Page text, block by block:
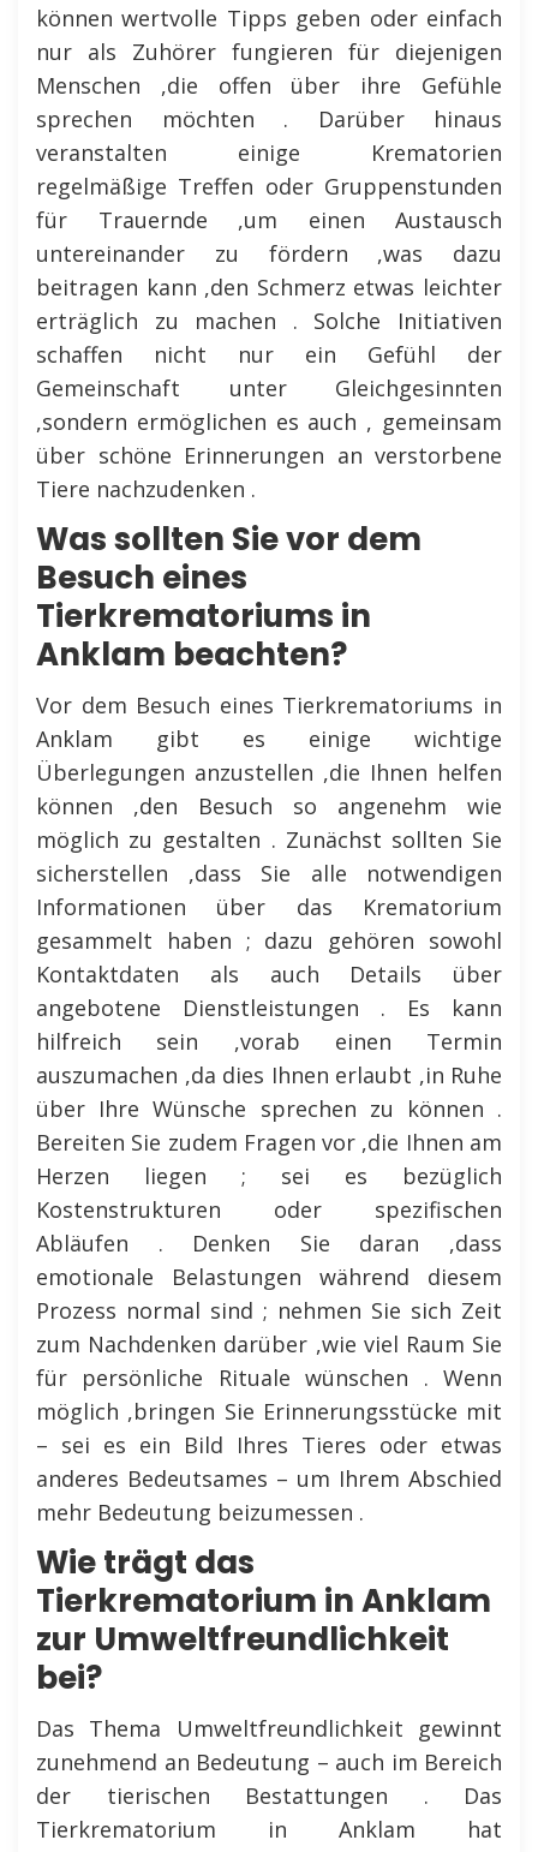
können wertvolle Tipps geben oder einfach
nur als Zuhörer fungieren für diejenigen
Menschen ,die offen über ihre Gefühle
sprechen möchten . Darüber hinaus
veranstalten einige Krematorien
regelmäßige Treffen oder Gruppenstunden
für Trauernde ,um einen Austausch
untereinander zu fördern ,was dazu
beitragen kann ,den Schmerz etwas leichter
erträglich zu machen . Solche Initiativen
schaffen nicht nur ein Gefühl der
Gemeinschaft unter Gleichgesinnten
,sondern ermöglichen es auch , gemeinsam
über schöne Erinnerungen an verstorbene
Tiere nachzudenken .
Was sollten Sie vor dem
Besuch eines
Tierkrematoriums in
Anklam beachten?
Vor dem Besuch eines Tierkrematoriums in
Anklam gibt es einige wichtige
Überlegungen anzustellen ,die Ihnen helfen
können ,den Besuch so angenehm wie
möglich zu gestalten . Zunächst sollten Sie
sicherstellen ,dass Sie alle notwendigen
Informationen über das Krematorium
gesammelt haben ; dazu gehören sowohl
Kontaktdaten als auch Details über
angebotene Dienstleistungen . Es kann
hilfreich sein ,vorab einen Termin
auszumachen ,da dies Ihnen erlaubt ,in Ruhe
über Ihre Wünsche sprechen zu können .
Bereiten Sie zudem Fragen vor ,die Ihnen am
Herzen liegen ; sei es bezüglich
Kostenstrukturen oder spezifischen
Abläufen . Denken Sie daran ,dass
emotionale Belastungen während diesem
Prozess normal sind ; nehmen Sie sich Zeit
zum Nachdenken darüber ,wie viel Raum Sie
für persönliche Rituale wünschen . Wenn
möglich ,bringen Sie Erinnerungsstücke mit
– sei es ein Bild Ihres Tieres oder etwas
anderes Bedeutsames – um Ihrem Abschied
mehr Bedeutung beizumessen .
Wie trägt das
Tierkrematorium in Anklam
zur Umweltfreundlichkeit
bei?
Das Thema Umweltfreundlichkeit gewinnt
zunehmend an Bedeutung – auch im Bereich
der tierischen Bestattungen . Das
Tierkrematorium in Anklam hat